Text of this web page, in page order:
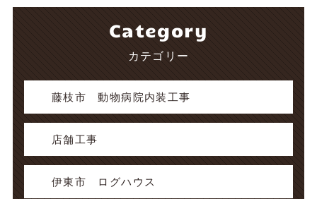
Category
カテゴリー
藤枝市 動物病院内装工事
店舗工事
伊東市 ログハウス